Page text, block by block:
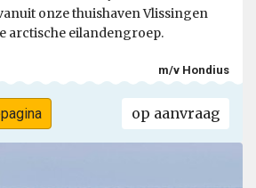
onze thuishaven Vlissingen
arctische eilandengroep.
m/v Hondius
op aanvraag